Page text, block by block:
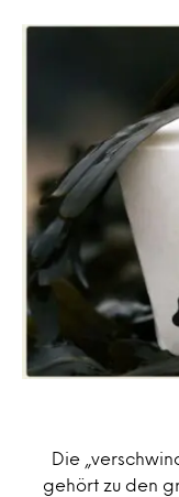
Die
gehört zu den